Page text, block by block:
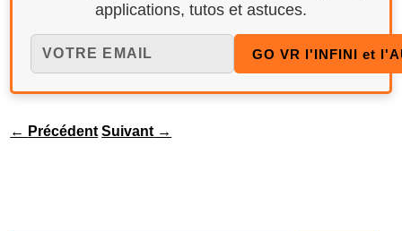
applications, tutos et astuces.
← Précédent Suivant →